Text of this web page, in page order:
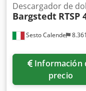
Sesto Calende
Descargador de
Bargstedt RTSP
Información de
precio